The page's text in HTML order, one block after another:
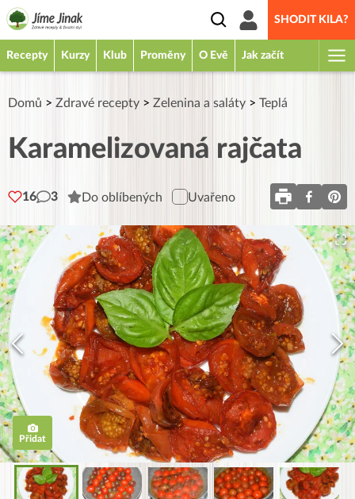
SHODIT KILA?
Recepty Kurzy Klub Proměny O Evě Jak začít
Domů > Zdravé recepty > Zelenina a saláty > Teplá
Karamelizovaná rajčata
16 3 Do oblíbených Uvařeno
Přidat